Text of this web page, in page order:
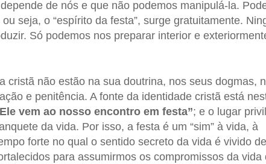
de nós e que não podemos manipulá-la.
seja, o “espírito da festa”, surge gratuitamente.
Só podemos nos preparar interior e
cristã não estão na sua doutrina, nos seus dogmas,
e penitência. A fonte da identidade cristã está
vem ao nosso encontro em festa”; e o lugar
da vida. Por isso, a festa é um “sim” à vida, à
forte no qual o sentido secreto da vida é vivido
para assumirmos os compromissos da vida